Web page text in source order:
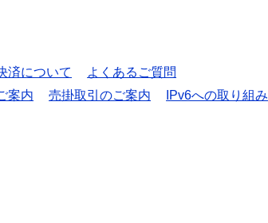
済について
よくあるご質問
案内 売掛取引のご案内
IPv6への取り組み